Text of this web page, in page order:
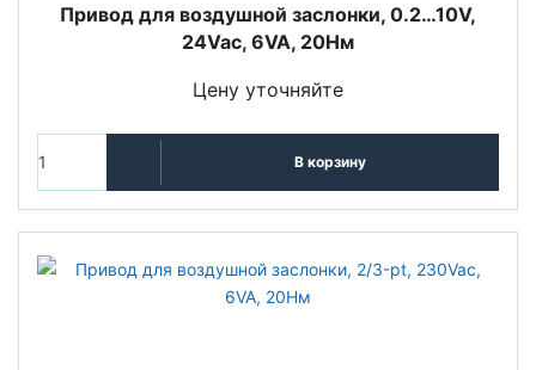
Привод для воздушной заслонки, 0.2…10V,
24Vac, 6VA, 20Нм
Цену уточняйте
В корзину